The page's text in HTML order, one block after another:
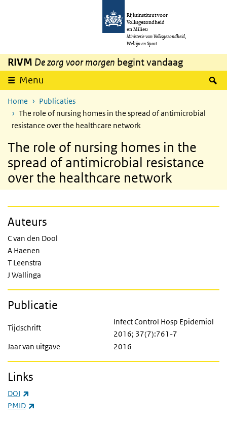
Overslaan en naar de inhoud gaan
Rijksinstituut voor
Volksgezondheid
en Milieu
Ministerie van Volksgezondheid,
Welzijn en Sport
RIVM De zorg voor morgen begint vandaag
Menu
Home
Publicaties
The role of nursing homes in the spread of antimicrobial
resistance over the healthcare network
The role of nursing homes in the
spread of antimicrobial resistance
over the healthcare network
Auteurs
C van den Dool
A Haenen
T Leenstra
J Wallinga
Publicatie
Tijdschrift
Infect Control Hosp Epidemiol
2016; 37(7):761-7
Jaar van uitgave
2016
Links
DOI
PMID